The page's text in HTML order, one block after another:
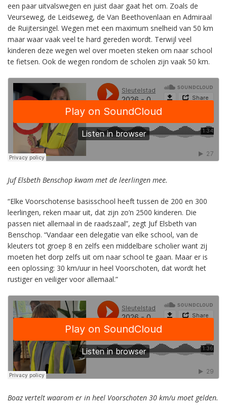
een paar uitvalswegen en juist daar gaat het om. Zoals de
Veurseweg, de Leidseweg, de Van Beethovenlaan en Admiraal
de Ruijtersingel. Wegen met een maximum snelheid van 50 km
maar waar vaak veel te hard gereden wordt. Terwijl veel
kinderen deze wegen wel over moeten steken om naar school
te fietsen. Ook de wegen rondom de scholen zijn vaak 50 km.
Juf Elsbeth Benschop kwam met de leerlingen mee.
“Elke Voorschotense basisschool heeft tussen de 200 en 300
leerlingen, reken maar uit, dat zijn zo’n 2500 kinderen. Die
passen niet allemaal in de raadszaal”, zegt Juf Elsbeth van
Benschop. “Vandaar een delegatie van elke school, van de
kleuters tot groep 8 en zelfs een middelbare scholier want zij
moeten het dorp zelfs uit om naar school te gaan. Maar er is
een oplossing: 30 km/uur in heel Voorschoten, dat wordt het
rustiger en veiliger voor allemaal.”
Boaz vertelt waarom er in heel Voorschoten 30 km/u moet gelden.